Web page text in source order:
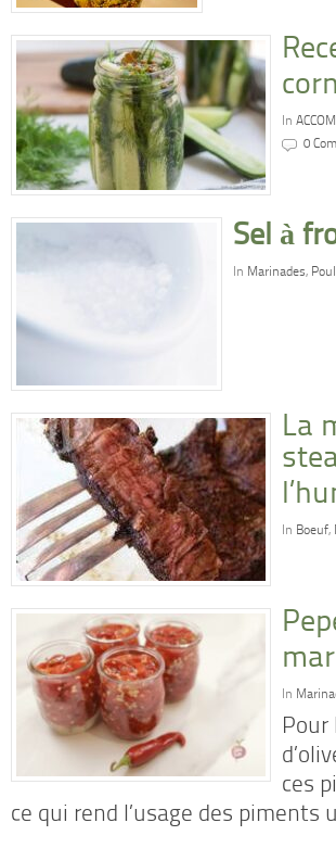
In
0
Sel à
In Marinades,
La
In Boeuf,
In
Pour
ces
ce qui rend l’usage des